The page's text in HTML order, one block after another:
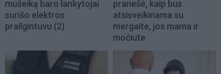
mušeiką baro lankytojai
surišo elektros
prailgintuvu (2)
pranešė, kaip bus
atsisveikinama su
mergaite, jos mama ir
močiute